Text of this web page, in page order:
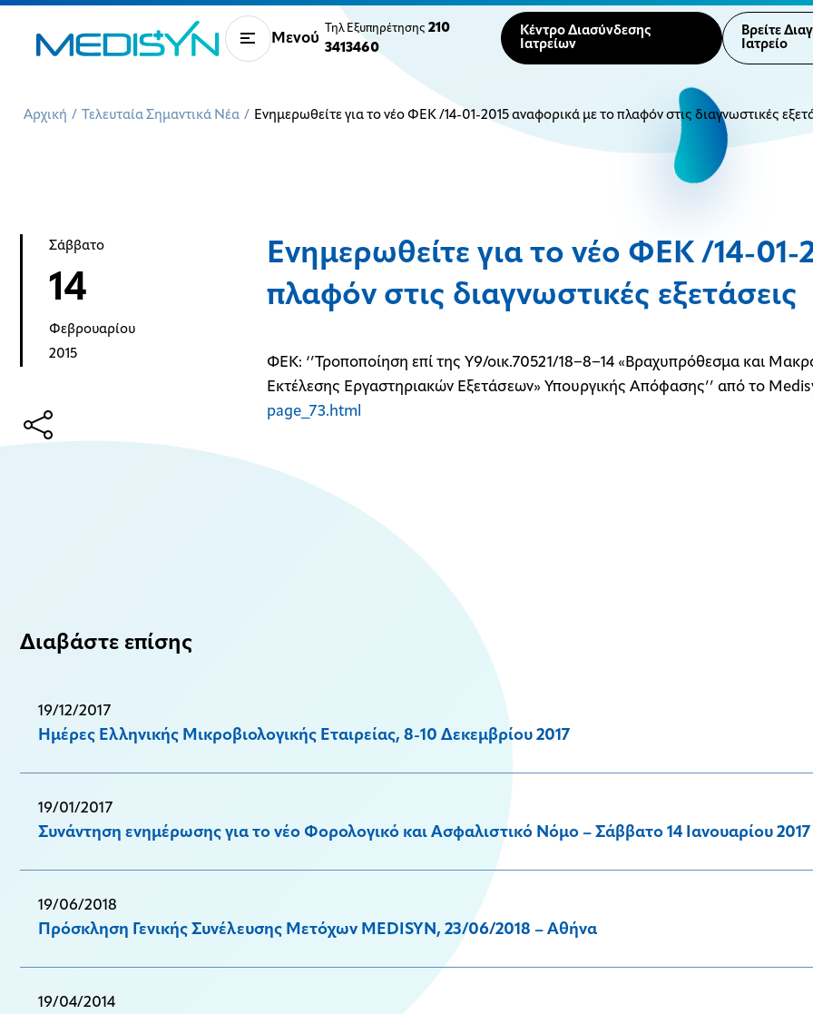
Μενού
Τηλ Εξυπηρέτησης 210
3413460
Κέντρο Διασύνδεσης
Ιατρείων
Βρείτε
Ιατρείο
Αρχική / Τελευταία Σημαντικά Νέα / Ενημερωθείτε για το νέο ΦΕΚ /14-01-2015 αναφορικά με το πλαφόν στις διαγνωστικές
Σάββατο
14
Φεβρουαρίου
2015
Ενημερωθείτε για το νέο ΦΕΚ /14-01-
πλαφόν στις διαγνωστικές εξετάσεις
ΦΕΚ: ‘’Τροποποίηση επί της Υ9/οικ.70521/18−8−14 «Βραχυπρόθεσμα και
Εκτέλεσης Εργαστηριακών Εξετάσεων» Υπουργικής Απόφασης’’ από το
page_73.html
Διαβάστε επίσης
19/12/2017
Ημέρες Ελληνικής Μικροβιολογικής Εταιρείας, 8-10 Δεκεμβρίου 2017
19/01/2017
Συνάντηση ενημέρωσης για το νέο Φορολογικό και Ασφαλιστικό Νόμο – Σάββατο 14 Ιανουαρίου 2017
19/06/2018
Πρόσκληση Γενικής Συνέλευσης Μετόχων MEDISYN, 23/06/2018 – Αθήνα
19/04/2014